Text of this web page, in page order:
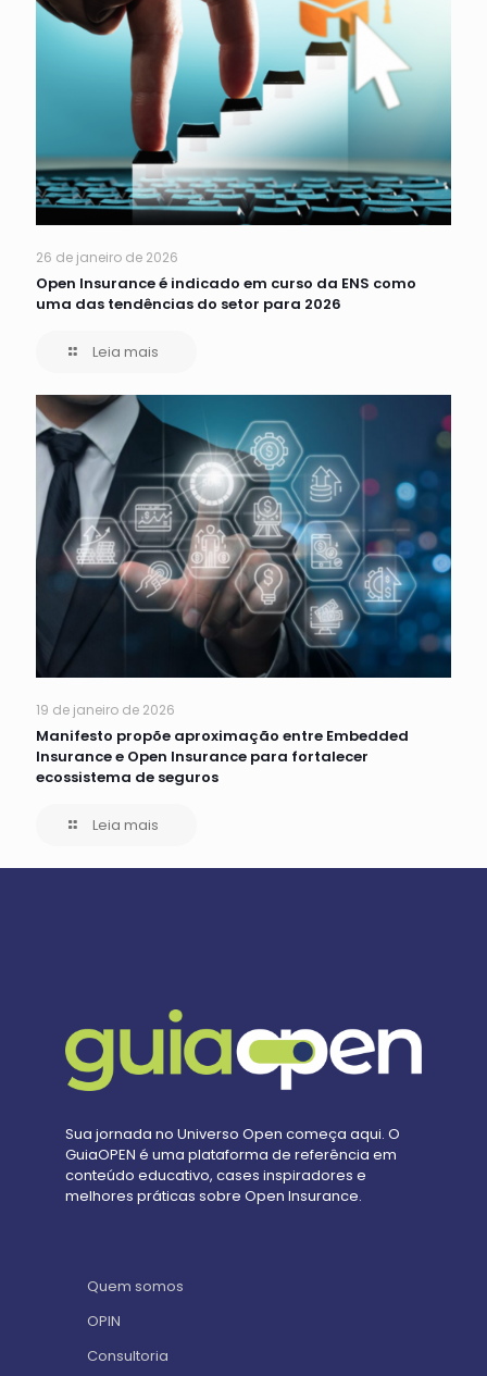
26 de janeiro de 2026
Open Insurance é indicado em curso da ENS como
uma das tendências do setor para 2026
Leia mais
19 de janeiro de 2026
Manifesto propõe aproximação entre Embedded
Insurance e Open Insurance para fortalecer
ecossistema de seguros
Leia mais
Sua jornada no Universo Open começa aqui. O
GuiaOPEN é uma plataforma de referência em
conteúdo educativo, cases inspiradores e
melhores práticas sobre Open Insurance.
Quem somos
OPIN
Consultoria